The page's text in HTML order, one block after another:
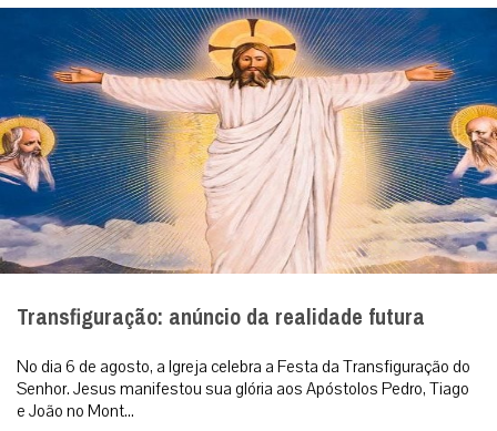
Transfiguração: anúncio da realidade futura
No dia 6 de agosto, a Igreja celebra a Festa da Transfiguração do
Senhor. Jesus manifestou sua glória aos Apóstolos Pedro, Tiago
e João no Mont...